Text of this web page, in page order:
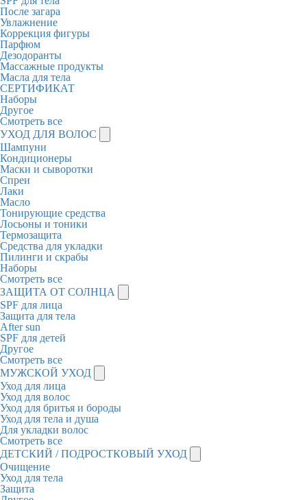
После загара
Увлажнение
Коррекция фигуры
Парфюм
Дезодоранты
Массажные продукты
Масла для тела
СЕРТИФИКАТ
Наборы
Другое
Смотреть все
УХОД ДЛЯ ВОЛОС
Шампуни
Кондиционеры
Маски и сыворотки
Спреи
Лаки
Масло
Тонирующие средства
Лосьоны и тоники
Термозащита
Средства для укладки
Пилинги и скрабы
Наборы
Смотреть все
ЗАЩИТА ОТ СОЛНЦА
SPF для лица
Защита для тела
After sun
SPF для детей
Другое
Смотреть все
МУЖСКОЙ УХОД
Уход для лица
Уход для волос
Уход для бритья и бороды
Уход для тела и душа
Для укладки волос
Смотреть все
ДЕТСКИЙ / ПОДРОСТКОВЫЙ УХОД
Очищение
Уход для тела
Защита